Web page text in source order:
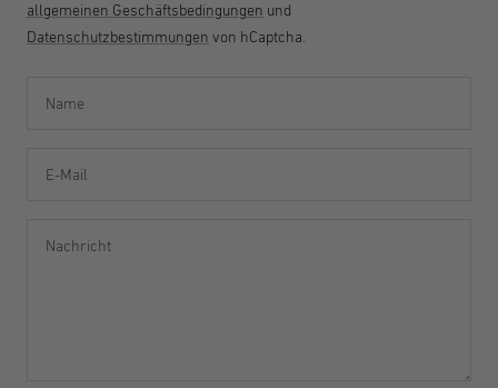
allgemeinen Geschäftsbedingungen und
Datenschutzbestimmungen von hCaptcha.
Name
E-Mail
Nachricht